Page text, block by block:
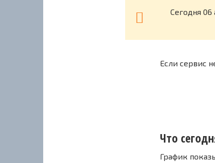
Cегодня
Если сервис
Что
График